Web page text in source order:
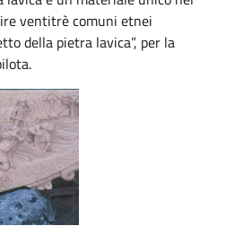
ventitrè comuni etnei
della pietra lavica”, per la